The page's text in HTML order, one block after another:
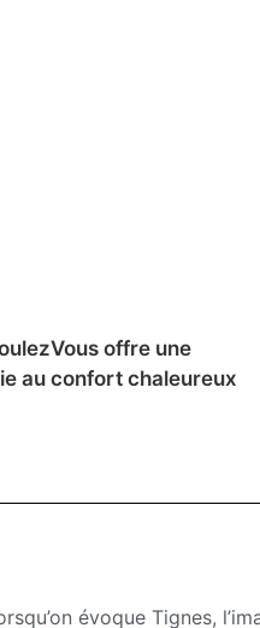
offre une
au confort chaleureux
évoque Tignes,